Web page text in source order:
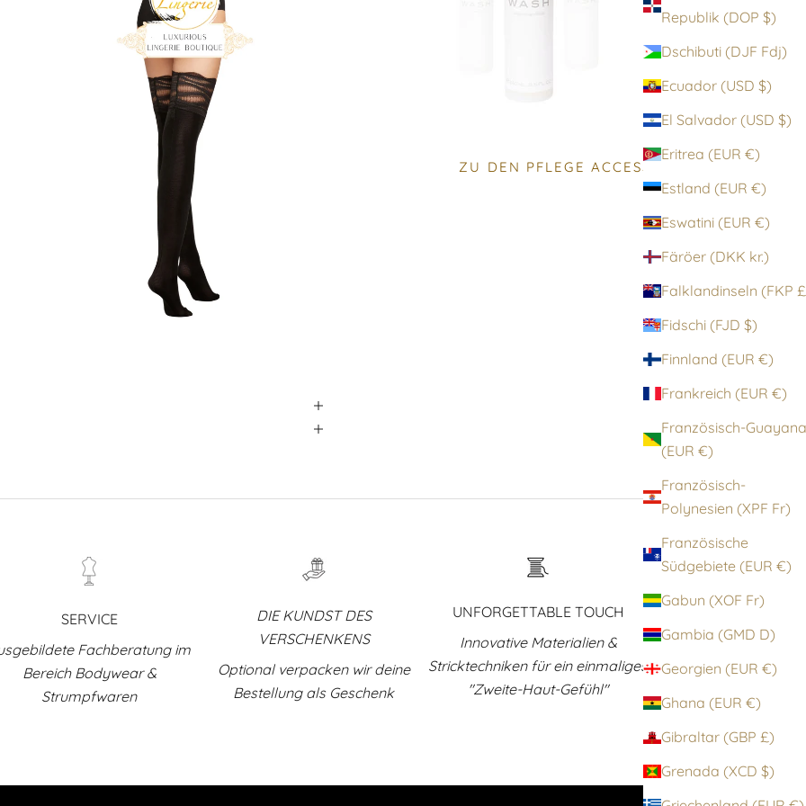
Republik (DOP $)
Dschibuti (DJF Fdj)
Ecuador (USD $)
El Salvador (USD $)
Eritrea (EUR €)
Estland (EUR €)
Eswatini (EUR €)
Färöer (DKK kr.)
Fidschi (FJD $)
Finnland (EUR €)
Frankreich (EUR €)
Französisch-Guayana
(EUR €)
Französisch-
Polynesien (XPF Fr)
Französische
Südgebiete (EUR €)
Gabun (XOF Fr)
Gambia (GMD D)
Georgien (EUR €)
Ghana (EUR €)
Gibraltar (GBP £)
Grenada (XCD $)
ZU DEN PFLEGE ACCESSOIRES
SERVICE
Fachberatung im
Bereich Bodywear &
Strumpfwaren
DIE KUNDST DES
VERSCHENKENS
Optional verpacken wir deine
Bestellung als Geschenk
UNFORGETTABLE TOUCH
Innovative Materialien &
Stricktechniken für ein einmaliges
"Zweite-Haut-Gefühl"